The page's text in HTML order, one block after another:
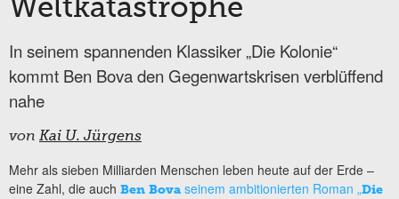
Weltkatastrophe
In seinem spannenden Klassiker „Die Kolonie“
kommt Ben Bova den Gegenwartskrisen verblüffend
nahe
von Kai U. Jürgens
Mehr als sieben Milliarden Menschen leben heute auf der Erde –
eine Zahl, die auch Ben Bova seinem ambitionierten Roman „Die